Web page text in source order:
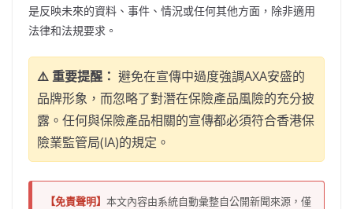
是反映未來的資料、事件、情況或任何其他方面，除非適用
法律和法規要求。
⚠️ 重要提醒： 避免在宣傳中過度強調AXA安盛的
品牌形象，而忽略了對潛在保險產品風險的充分披
露。任何與保險產品相關的宣傳都必須符合香港保
險業監管局(IA)的規定。
【免責聲明】 本文內容由系統自動彙整自公開新聞來源，僅